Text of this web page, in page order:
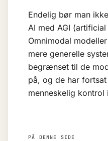
Endelig bør man
AI med AGI
Omnimodal
mere generelle
begrænset til de
på, og de har
menneskelig
PÅ DENNE SIDE